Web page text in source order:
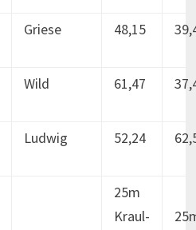
Griese 48,15
Wild 61,47
Ludwig 52,24
25m
Kraul-